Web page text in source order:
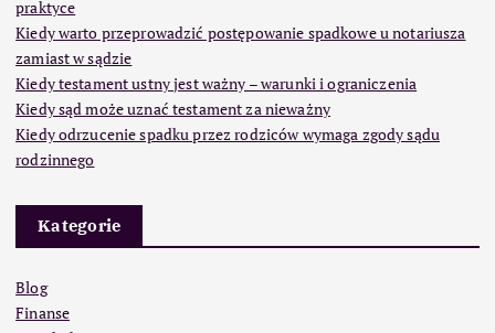
praktyce
Kiedy warto przeprowadzić postępowanie spadkowe u notariusza
zamiast w sądzie
Kiedy testament ustny jest ważny – warunki i ograniczenia
Kiedy sąd może uznać testament za nieważny
Kiedy odrzucenie spadku przez rodziców wymaga zgody sądu
rodzinnego
Kategorie
Blog
Finanse